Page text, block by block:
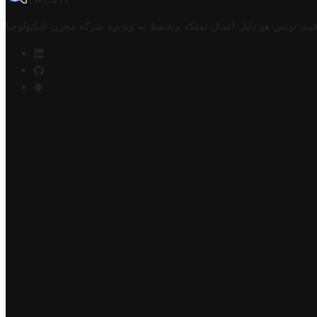
تونس هو دليل أعمال تملكه وتحتفظ به وتديره شركة مخزن التكنولوجيا